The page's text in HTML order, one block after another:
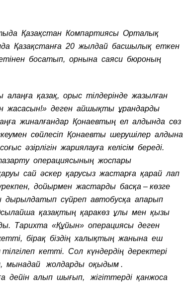
Қазақстан Компартиясы Орталық
Қазақстанға 20 жылдай басшылық еткен
босатып, орнына саяси бюроның
қазақ, орыс тілдерінде жазылған
жасасын!» деген айшықты ұрандарды
жиналғандар Қонаевтың ел алдында сөз
сөйлесіп Қонаевты шерушілер алдына
әзірлігін жариялауға келісім береді.
операциясының жоспары
сай әскер қарусыз жастарға қарай лап
дойырмен жастарды басқа – көзге
дырылдатып сүйреп автобусқа апарып
қазақтың қаракөз ұлы мен қызы
Тарихта «Құйын» операциясы деген
бірақ біздің халықтың жанына еш
кетті. Сол күндердің деректері
мынадай жолдарды оқыдым .
дейін алып шығып, жігіттерді қанжоса